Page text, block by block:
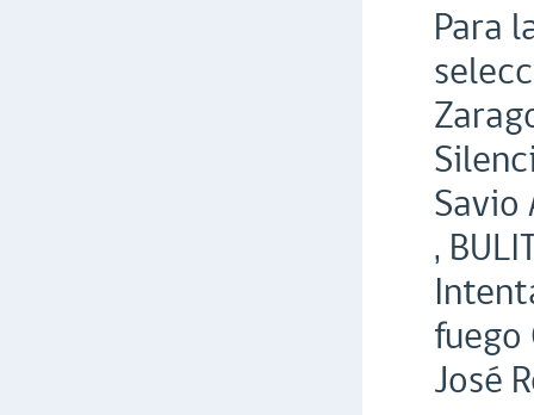
Para
Savio
,
fuego
José